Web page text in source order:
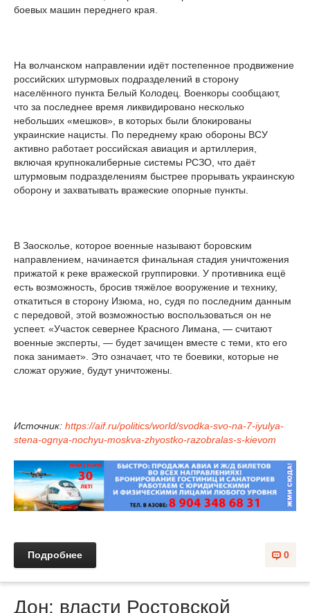
боевых машин переднего края.
На волчанском направлении идёт постепенное продвижение
российских штурмовых подразделений в сторону
населённого пункта Белый Колодец. Военкоры сообщают,
что за последнее время ликвидировано несколько
небольших «мешков», в которых были блокированы
украинские нацисты. По переднему краю обороны ВСУ
активно работает российская авиация и артиллерия,
включая крупнокалиберные системы РСЗО, что даёт
штурмовым подразделениям быстрее прорывать украинскую
оборону и захватывать вражеские опорные пункты.
В Заосколье, которое военные называют боровским
направлением, начинается финальная стадия уничтожения
прижатой к реке вражеской группировки. У противника ещё
есть возможность, бросив тяжёлое вооружение и технику,
откатиться в сторону Изюма, но, судя по последним данным
с передовой, этой возможностью воспользоваться он не
успеет. «Участок севернее Красного Лимана, — считают
военные эксперты, — будет зачищен вместе с теми, кто его
пока занимает». Это означает, что те боевики, которые не
сложат оружие, будут уничтожены.
Источник: https://aif.ru/politics/world/svodka-svo-na-7-iyulya-
stena-ognya-nochyu-moskva-zhyostko-razobralas-s-kievom
0
Подробнее
Дон: власти Ростовской